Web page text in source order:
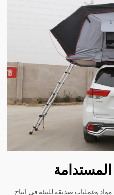
وعمليات صديقة للبيئة في إنتاج